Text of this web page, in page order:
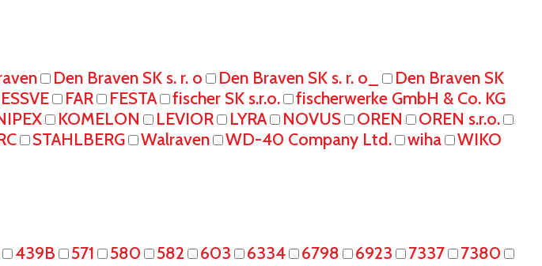
Den Braven SK s. r. o Den Braven SK s. r. o_
Den Braven SK
ESSVE FAR FESTA fischer SK s.r.o.
fischerwerke GmbH & Co. KG
KOMELON LEVIOR LYRA NOVUS OREN
OREN s.r.o.
STAHLBERG Walraven WD-40 Company Ltd. wiha WIKO
439B 571 580 582 603 6334 6798 6923 7337
7380